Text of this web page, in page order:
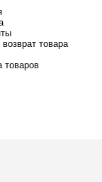
товара
товаров